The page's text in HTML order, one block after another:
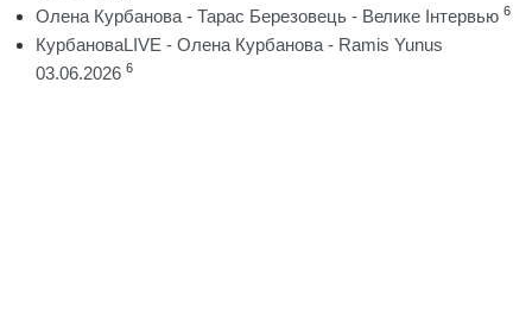
Олена Курбанова - Тарас Березовець - Велике Інтервью 6
КурбановаLIVE - Олена Курбанова - Ramis Yunus
03.06.2026 6